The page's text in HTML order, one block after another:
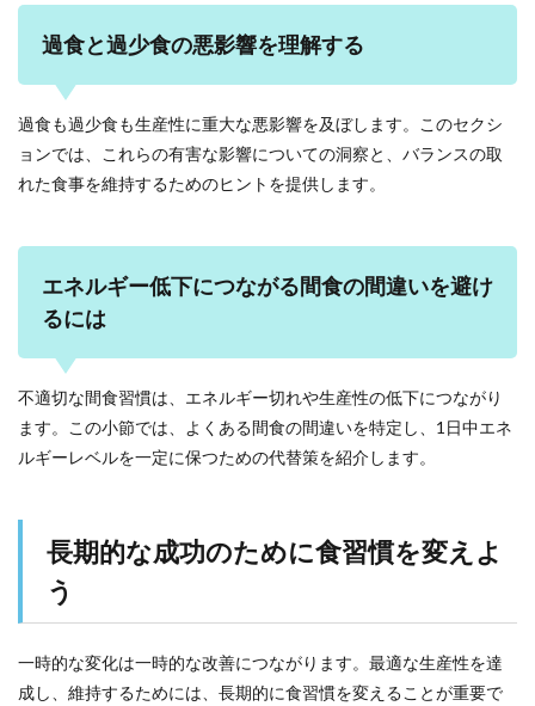
過食と過少食の悪影響を理解する
過食も過少食も生産性に重大な悪影響を及ぼします。このセクシ
ョンでは、これらの有害な影響についての洞察と、バランスの取
れた食事を維持するためのヒントを提供します。
エネルギー低下につながる間食の間違いを避け
るには
不適切な間食習慣は、エネルギー切れや生産性の低下につながり
ます。この小節では、よくある間食の間違いを特定し、1日中エネ
ルギーレベルを一定に保つための代替策を紹介します。
長期的な成功のために食習慣を変えよ
う
一時的な変化は一時的な改善につながります。最適な生産性を達
成し、維持するためには、長期的に食習慣を変えることが重要で